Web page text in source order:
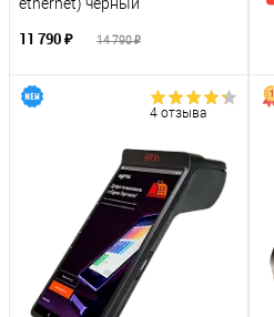
11 790 ₽ 14 790 ₽
4 отзыва